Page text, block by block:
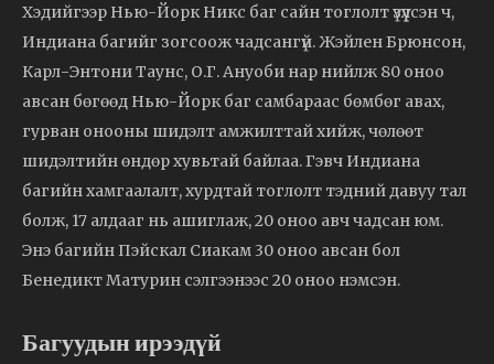
Хэдийгээр Нью-Йорк Никс баг сайн тоглолт үзүүлсэн ч,
Индиана багийг зогсоож чадсангүй. Жэйлен Брюнсон,
Карл-Энтони Таунс, О.Г. Ануоби нар нийлж 80 оноо
авсан бөгөөд Нью-Йорк баг самбараас бөмбөг авах,
гурван онооны шидэлт амжилттай хийж, чөлөөт
шидэлтийн өндөр хувьтай байлаа. Гэвч Индиана
багийн хамгаалалт, хурдтай тоглолт тэдний давуу тал
болж, 17 алдааг нь ашиглаж, 20 оноо авч чадсан юм.
Энэ багийн Пэйскал Сиакам 30 оноо авсан бол
Бенедикт Матурин сэлгээнээс 20 оноо нэмсэн.
Багуудын ирээдүй